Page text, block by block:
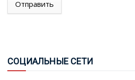
Отправить
СОЦИАЛЬНЫЕ СЕТИ
ПОДПИШУТ СОГЛАШЕНИЕ О
ОБОРОНЕ
ДОЛЖНЫ ПРЕВРАЩАТЬСЯ В